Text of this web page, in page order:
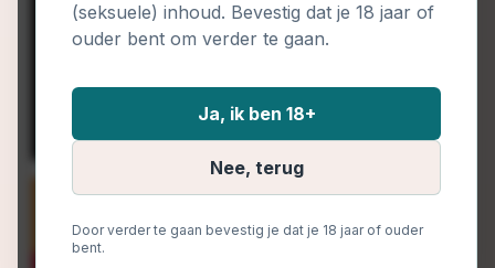
(seksuele) inhoud. Bevestig dat je 18 jaar of
ouder bent om verder te gaan.
Ja, ik ben 18+
Nee, terug
Door verder te gaan bevestig je dat je 18 jaar of ouder
bent.